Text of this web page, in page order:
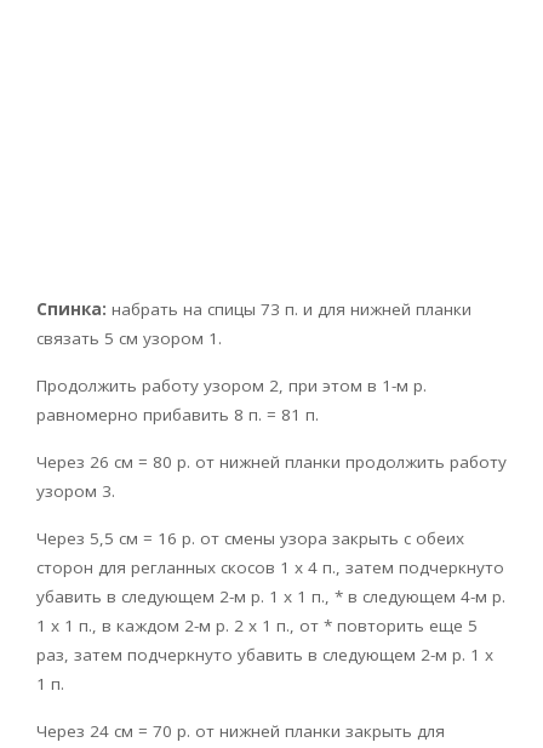
Спинка: набрать на спицы 73 п. и для нижней планки
связать 5 см узором 1.
Продолжить работу узором 2, при этом в 1-м р.
равномерно прибавить 8 п. = 81 п.
Через 26 см = 80 р. от нижней планки продолжить работу
узором 3.
Через 5,5 см = 16 р. от смены узора закрыть с обеих
сторон для регланных скосов 1 x 4 п., затем подчеркнуто
убавить в следующем 2-м р. 1 x 1 п., * в следующем 4-м р.
1 x 1 п., в каждом 2-м р. 2 x 1 п., от * повторить еще 5
раз, затем подчеркнуто убавить в следующем 2-м р. 1 x
1 п.
Через 24 см = 70 р. от нижней планки закрыть для